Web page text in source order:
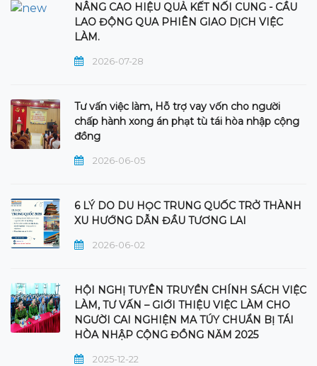
NÂNG CAO HIỆU QUẢ KẾT NỐI CUNG - CẦU
LAO ĐỘNG QUA PHIÊN GIAO DỊCH VIỆC
LÀM.
2026-07-28
Tư vấn việc làm, Hỗ trợ vay vốn cho người
chấp hành xong án phạt tù tái hòa nhập cộng
đồng
2026-06-05
6 LÝ DO DU HỌC TRUNG QUỐC TRỞ THÀNH
XU HƯỚNG DẪN ĐẦU TƯƠNG LAI
2026-06-02
HỘI NGHỊ TUYÊN TRUYỀN CHÍNH SÁCH VIỆC
LÀM, TƯ VẤN – GIỚI THIỆU VIỆC LÀM CHO
NGƯỜI CAI NGHIỆN MA TÚY CHUẨN BỊ TÁI
HÒA NHẬP CỘNG ĐỒNG NĂM 2025
2025-12-22